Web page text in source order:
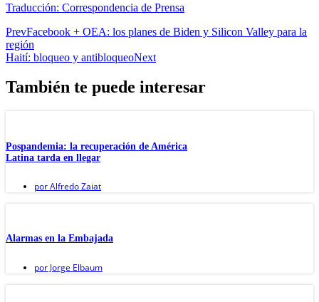
Traducción: Correspondencia de Prensa
PrevFacebook + OEA: los planes de Biden y Silicon Valley para la
región
Haití: bloqueo y antibloqueoNext
También te puede interesar
Pospandemia: la recuperación de América
Latina tarda en llegar
porAlfredo Zaiat
Alarmas en la Embajada
por Jorge Elbaum